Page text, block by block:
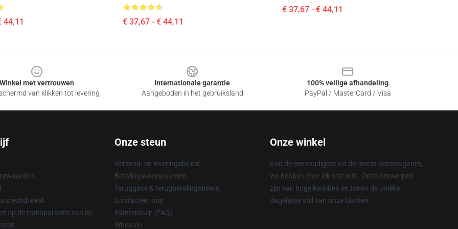
44,11 € 37,67 - € 44,11
€ 37,67 - € 44,11
Winkel met vertrouwen
van klikken tot levering
Internationale garantie
Aangeboden in het gebruiksland
100% veilige afhandeling
PayPal / MasterCard / Visa
op de transparantie van de
Onze steun
Verzend- en leveringsbeleid
Betalingsvoorwaarden
Teruggave & terugbetalingsbeleid
Contacteer ons
Klantenhulp (FAQ)
Whosale
Onze winkel
Van de eenvoudigste tot de meest extravagante,
we hebben voor elk wat wils. Onze ontwerpen
zijn van hoge kwaliteit en tonen de unieke
dagelijkse stijl van onze klanten.